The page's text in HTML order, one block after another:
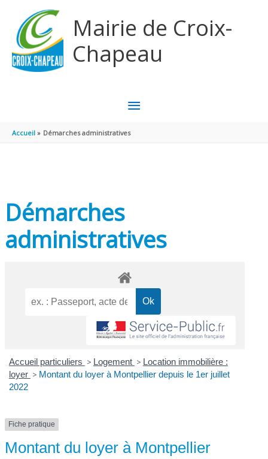
Mairie de Croix-
Chapeau
MENU
PRINCIPAL
Accueil Démarches administratives
Démarches
administratives
Accueil particuliers > Logement > Location immobilière :
loyer > Montant du loyer à Montpellier depuis le 1er juillet
2022
Fiche pratique
Montant du loyer à Montpellier